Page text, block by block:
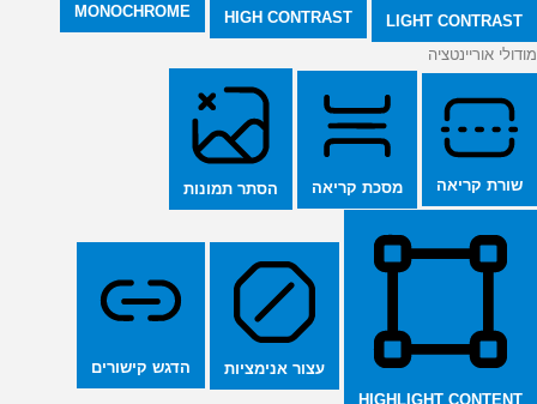
LIGHT CONTRAST
HIGH CONTRAST
MONOCHROME
מודולי אוריינטציה
שורת קריאה מסכת קריאה הסתר תמונות
HIGHLIGHT CONTENT
עצור אנימציות הדגש קישורים